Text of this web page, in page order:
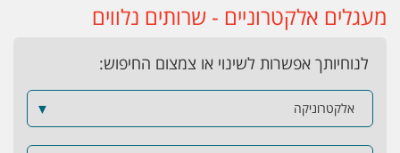
מעגלים אלקטרוניים - שרותים נלווים
לנוחיותך אפשרות לשינוי או צמצום החיפוש:
אלקטרוניקה ▼